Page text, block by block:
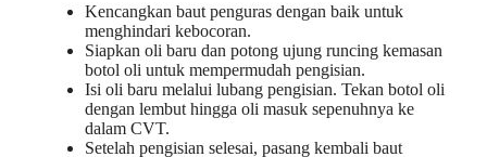
Kencangkan baut penguras dengan baik untuk
menghindari kebocoran.
Siapkan oli baru dan potong ujung runcing kemasan
botol oli untuk mempermudah pengisian.
Isi oli baru melalui lubang pengisian. Tekan botol oli
dengan lembut hingga oli masuk sepenuhnya ke
dalam CVT.
Setelah pengisian selesai, pasang kembali baut